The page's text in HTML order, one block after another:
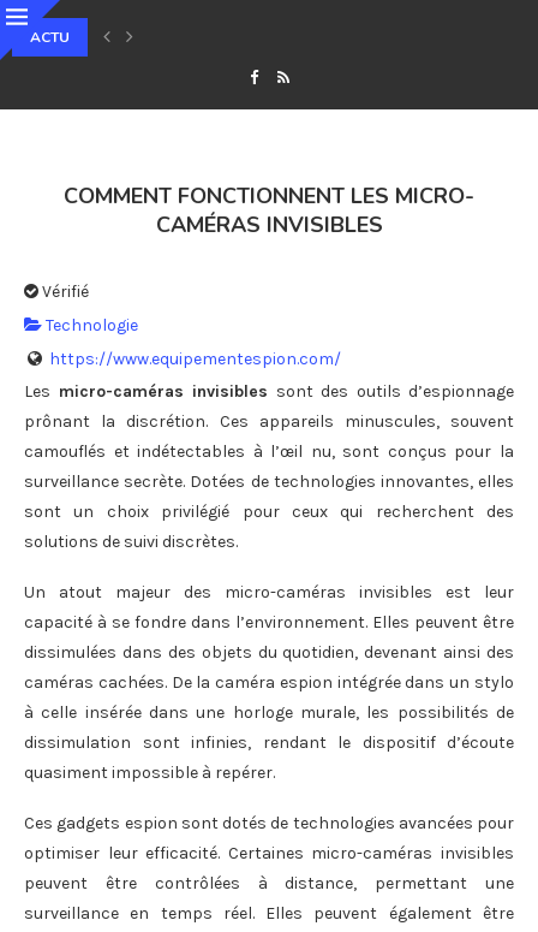
ACTU
QU’EST-CE QUE LE STAKING ET COMMENT GÉNÉRER DES REVENUS
COMMENT FONCTIONNENT LES MICRO-
CAMÉRAS INVISIBLES
Vérifié
Technologie
https://www.equipementespion.com/
Les micro-caméras invisibles sont des outils d’espionnage
prônant la discrétion. Ces appareils minuscules, souvent
camouflés et indétectables à l’œil nu, sont conçus pour la
surveillance secrète. Dotées de technologies innovantes, elles
sont un choix privilégié pour ceux qui recherchent des
solutions de suivi discrètes.
Un atout majeur des micro-caméras invisibles est leur
capacité à se fondre dans l’environnement. Elles peuvent être
dissimulées dans des objets du quotidien, devenant ainsi des
caméras cachées. De la caméra espion intégrée dans un stylo
à celle insérée dans une horloge murale, les possibilités de
dissimulation sont infinies, rendant le dispositif d’écoute
quasiment impossible à repérer.
Ces gadgets espion sont dotés de technologies avancées pour
optimiser leur efficacité. Certaines micro-caméras invisibles
peuvent être contrôlées à distance, permettant une
surveillance en temps réel. Elles peuvent également être